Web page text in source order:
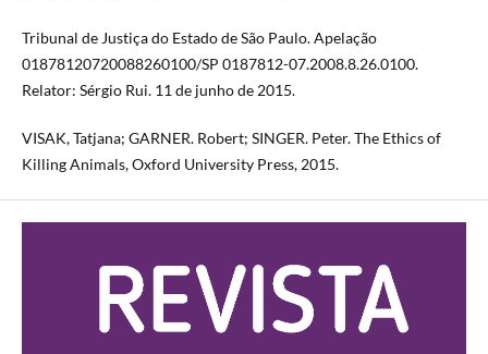
Tribunal de Justiça do Estado de São Paulo. Apelação
01878120720088260100/SP 0187812-07.2008.8.26.0100.
Relator: Sérgio Rui. 11 de junho de 2015.
VISAK, Tatjana; GARNER. Robert; SINGER. Peter. The Ethics of
Killing Animals, Oxford University Press, 2015.